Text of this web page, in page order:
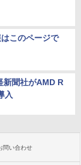
このページで
新聞社がAMD R
入
問い合わせ